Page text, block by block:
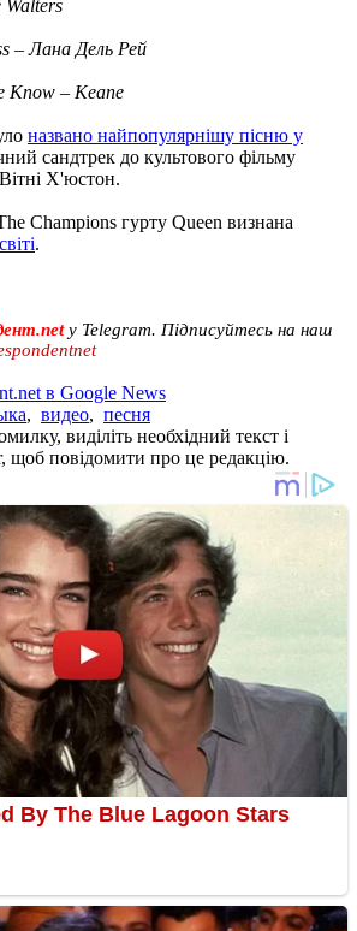
Walters
– Лана Дель Рей
Know – Keane
названо найпопулярнішу пісню у
сандтрек до культового фільму
Х'юстон.
Champions гурту Queen визнана
.
у Telegram. Підписуйтесь на наш
в Google News
, видео, песня
виділіть необхідний текст і
щоб повідомити про це редакцію.